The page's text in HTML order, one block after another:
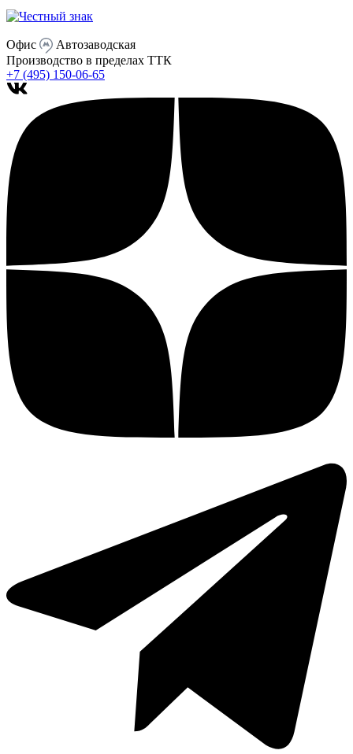
Офис
Автозаводская
Производство в пределах ТТК
+7 (495) 150-06-65